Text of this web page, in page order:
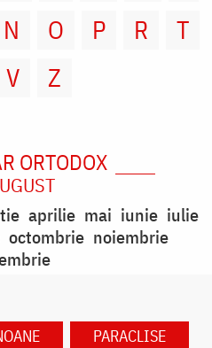
N O P R
T
V Z
ORTODOX
aprilie mai iunie iulie
octombrie noiembrie
PARACLISE